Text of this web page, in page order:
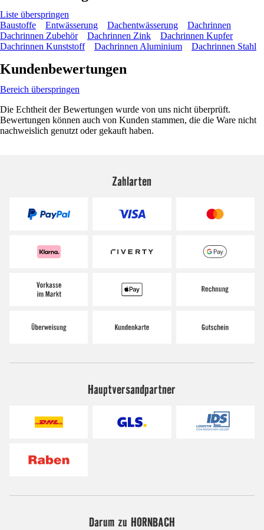
Liste überspringen
Baustoffe
Entwässerung Dachentwässerung
Dachrinnen
Dachrinnen Zubehör
Dachrinnen Zink
Dachrinnen Kupfer
Dachrinnen Kunststoff
Dachrinnen Aluminium Dachrinnen Stahl
Kundenbewertungen
Bereich überspringen
Die Echtheit der Bewertungen wurde von uns nicht überprüft.
Bewertungen können auch von Kunden stammen, die die Ware nicht
nachweislich genutzt oder gekauft haben.
Zahlarten
Hauptversandpartner
Darum zu HORNBACH